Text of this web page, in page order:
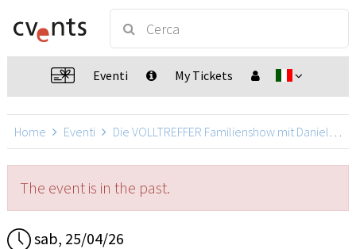
Eventi My Tickets
Home Eventi Die VOLLTREFFER Familienshow mit Daniel Kallauch
The event is in the past.
sab, 25/04/26